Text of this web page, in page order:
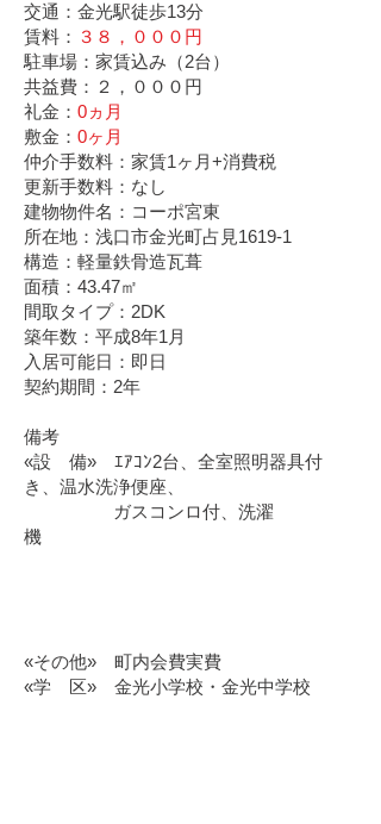
交通：金光駅徒歩13分
賃料： ３８，０００円
駐車場：家賃込み（2台）
共益費：２，０００円
礼金： 0ヵ月
敷金： 0ヶ月
仲介手数料：家賃1ヶ月+消費税
更新手数料：なし
建物物件名：コーポ宮東
所在地：浅口市金光町占見1619-1
構造：軽量鉄骨造瓦葺
面積：43.47㎡
間取タイプ：2DK
築年数：平成8年1月
入居可能日：即日
契約期間：2年
備考
«設 備» ｴｱｺﾝ2台、全室照明器具付
き、温水洗浄便座、
ガスコンロ付、洗濯
機
«その他» 町内会費実費
«学 区» 金光小学校・金光中学校